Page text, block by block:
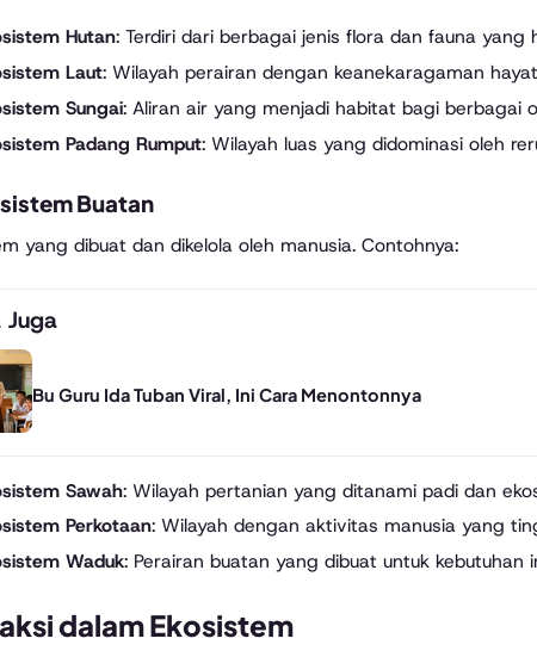
Hutan: Terdiri dari berbagai jenis flora dan fauna yang
Laut: Wilayah perairan dengan keanekaragaman
Sungai: Aliran air yang menjadi habitat bagi berbagai
Padang Rumput: Wilayah luas yang didominasi oleh
Buatan
yang dibuat dan dikelola oleh manusia. Contohnya:
Juga
Bu Guru Ida Tuban Viral, Ini Cara Menontonnya
Sawah: Wilayah pertanian yang ditanami padi dan
Perkotaan: Wilayah dengan aktivitas manusia yang
Waduk: Perairan buatan yang dibuat untuk kebutuhan
dalam Ekosistem